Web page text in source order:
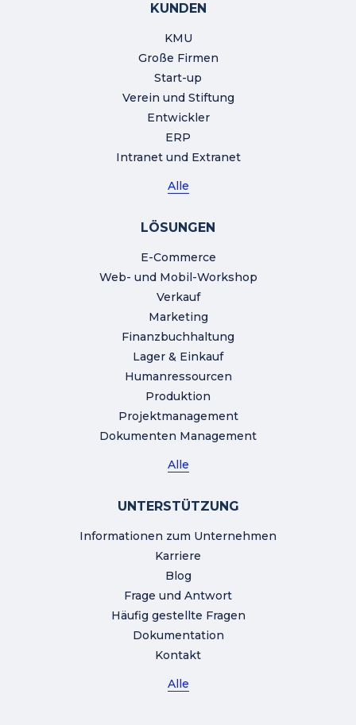
KUNDEN
KMU
Große Firmen
Start-up
Verein und Stiftung
Entwickler
ERP
Intranet und Extranet
Alle
LÖSUNGEN
E-Commerce
Web- und Mobil-Workshop
Verkauf
Marketing
Finanzbuchhaltung
Lager & Einkauf
Humanressourcen
Produktion
Projektmanagement
Dokumenten Management
Alle
UNTERSTÜTZUNG
Informationen zum Unternehmen
Karriere
Blog
Frage und Antwort
Häufig gestellte Fragen
Dokumentation
Kontakt
Alle